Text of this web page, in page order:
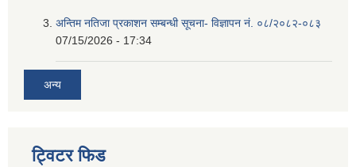
अन्तिम नतिजा प्रकाशन सम्बन्धी सूचना- विज्ञापन नं. ०८/२०८२-०८३
07/15/2026 - 17:34
अन्य
ट्विटर फिड